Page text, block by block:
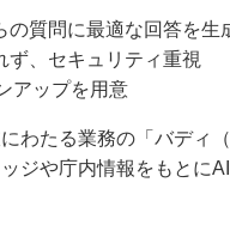
の質問に最適な回答を生
ず、セキュリティ重視
アップを用意
わたる業務の「バディ
ジや庁内情報をもとに